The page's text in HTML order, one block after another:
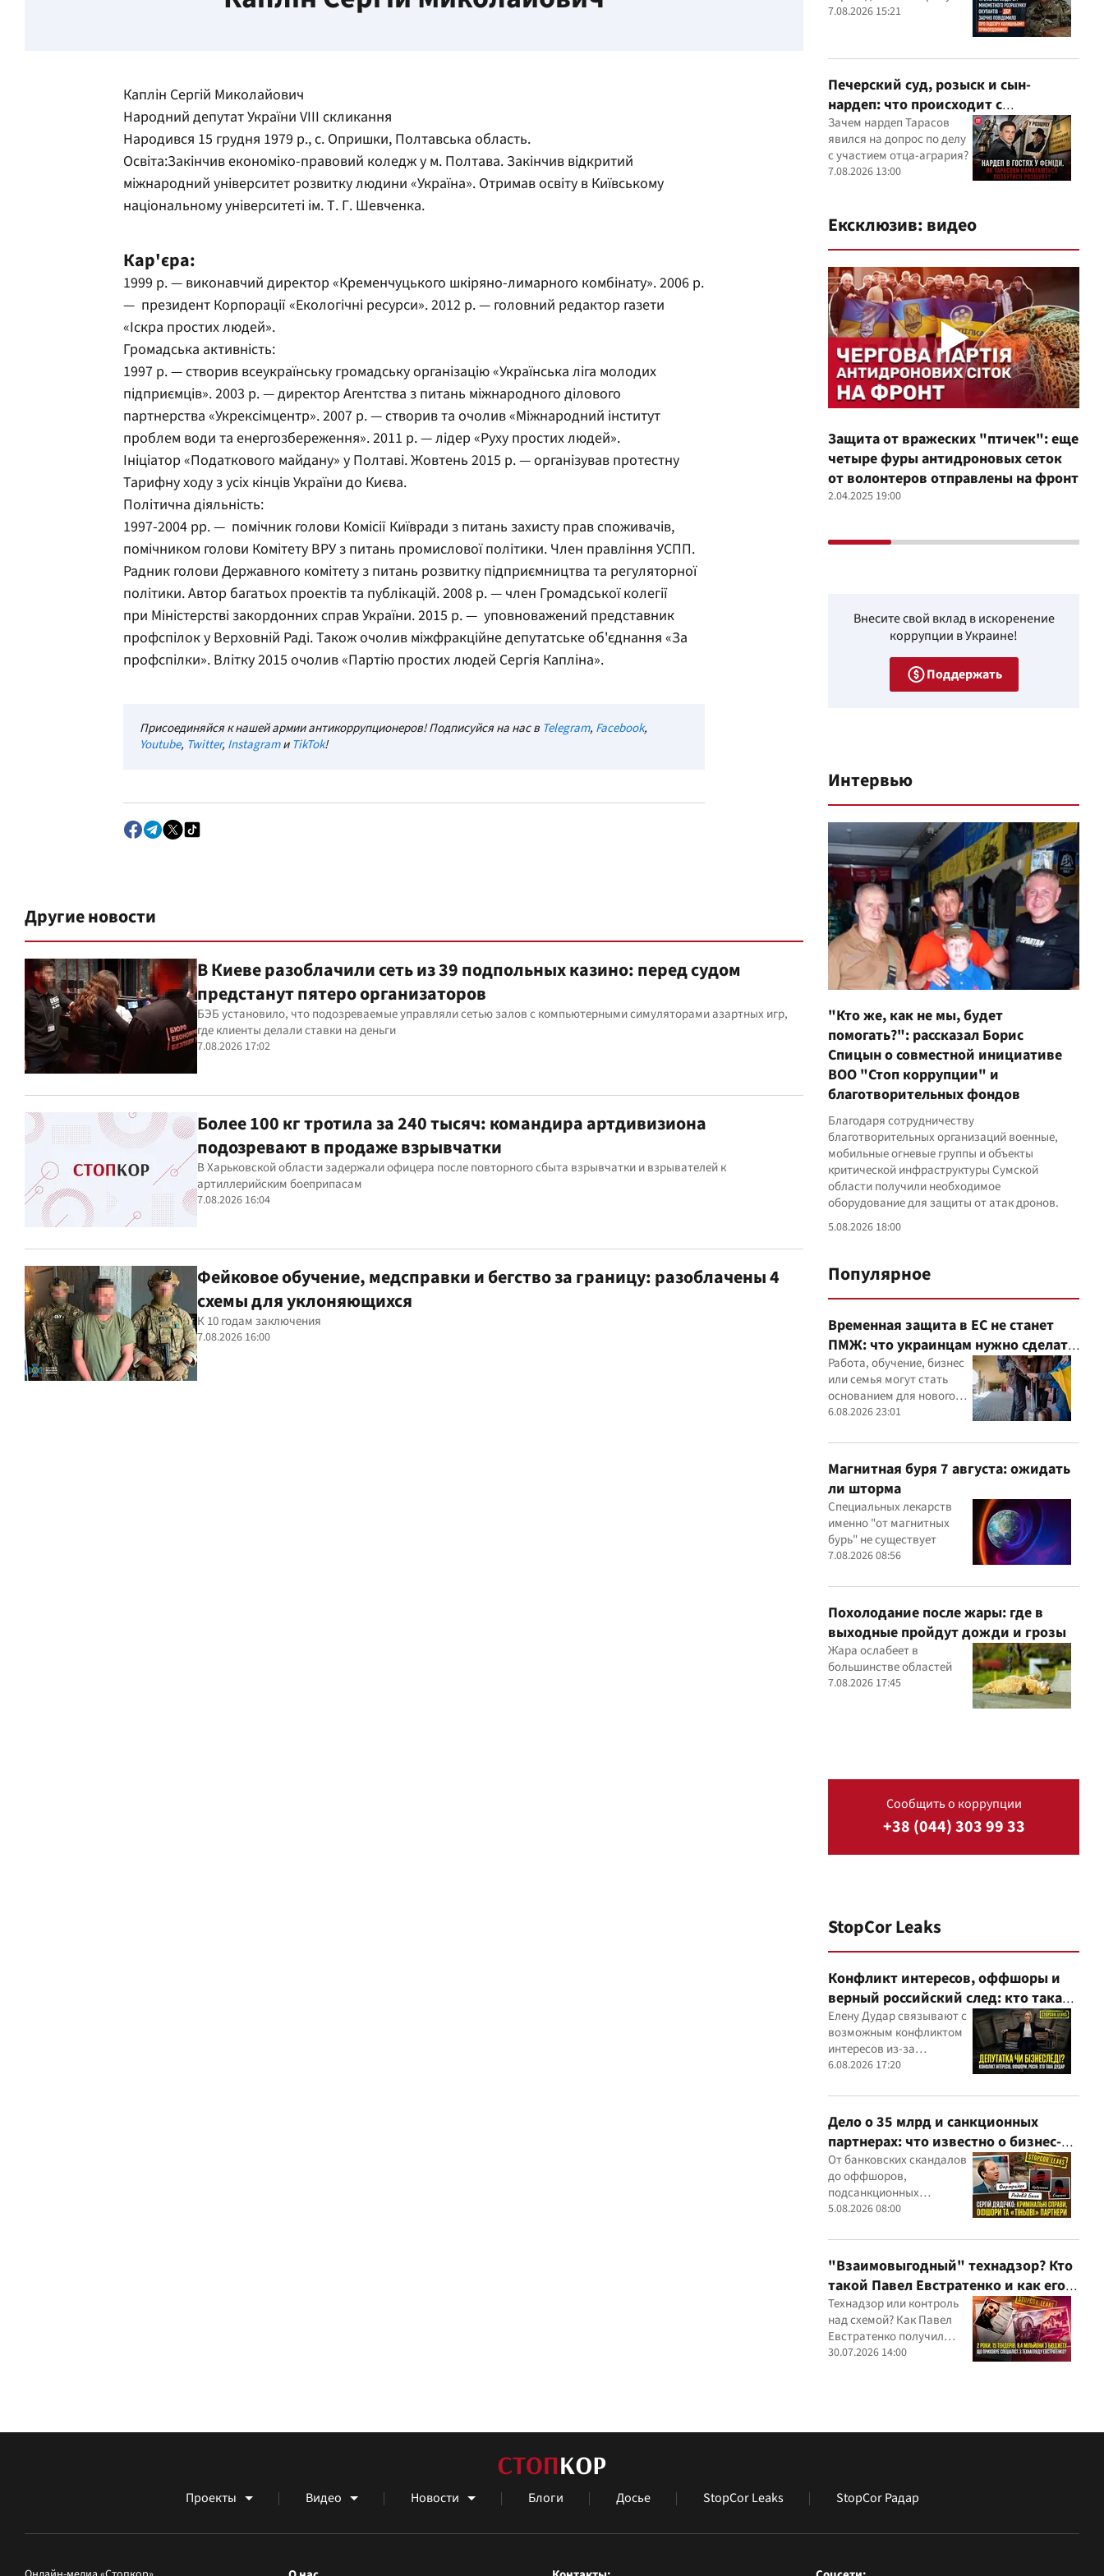
Каплін Сергій Миколайович
Народний депутат України VIII скликання
Народився 15 грудня 1979 р., с. Опришки, Полтавська область.
Освіта:Закінчив економіко-правовий коледж у м. Полтава. Закінчив відкритий
міжнародний університет розвитку людини «Україна». Отримав освіту в Київському
національному університеті ім. Т. Г. Шевченка.
Кар'єра:
1999 р. — виконавчий директор «Кременчуцького шкіряно-лимарного комбінату». 2006 р.
— президент Корпорації «Екологічні ресурси». 2012 р. — головний редактор газети
«Іскра простих людей».
Громадська активність:
1997 р. — створив всеукраїнську громадську організацію «Українська ліга молодих
підприємців». 2003 р. — директор Агентства з питань міжнародного ділового
партнерства «Укрексімцентр». 2007 р. — створив та очолив «Міжнародний інститут
проблем води та енергозбереження». 2011 р. — лідер «Руху простих людей».
Ініціатор «Податкового майдану» у Полтаві. Жовтень 2015 р. — організував протестну
Тарифну ходу з усіх кінців України до Києва.
Політична діяльність:
1997-2004 рр. — помічник голови Комісії Київради з питань захисту прав споживачів,
помічником голови Комітету ВРУ з питань промислової політики. Член правління УСПП.
Радник голови Державного комітету з питань розвитку підприємництва та регуляторної
політики. Автор багатьох проектів та публікацій. 2008 р. — член Громадської колегії
при Міністерстві закордонних справ України. 2015 р. — уповноважений представник
профспілок у Верховній Раді. Також очолив міжфракційне депутатське об'єднання «За
профспілки». Влітку 2015 очолив «Партію простих людей Сергія Капліна».
Присоединяйся к нашей армии антикоррупционеров! Подписуйся на нас в Telegram, Facebook,
Youtube, Twitter, InstagramиTikTok!
Другие новости
В Киеве разоблачили сеть из 39 подпольных казино: перед судом
предстанут пятеро организаторов
БЭБ установило, что подозреваемые управляли сетью залов с компьютерными симуляторами азартных игр,
где клиенты делали ставки на деньги
7.08.2026 17:02
Более 100 кг тротила за 240 тысяч: командира артдивизиона
подозревают в продаже взрывчатки
В Харьковской области задержали офицера после повторного сбыта взрывчатки и взрывателей к
артиллерийским боеприпасам
7.08.2026 16:04
Фейковое обучение, медсправки и бегство за границу: разоблачены 4
схемы для уклоняющихся
К 10 годам заключения
7.08.2026 16:00
7.08.2026 15:21
Печерский суд, розыск и сын-
нардеп: что происходит с
уголовными производствами с
участием агробарона Тарасова?
Зачем нардеп Тарасов
явился на допрос по делу
с участием отца-агрария?
7.08.2026 13:00
Ексклюзив: видео
Защита от вражеских "птичек": еще
четыре фуры антидроновых сеток
от волонтеров отправлены на фронт
2.04.2025 19:00
Внесите свой вклад в искоренение
коррупции в Украине!
Поддержать
Интервью
"Кто же, как не мы, будет
помогать?": рассказал Борис
Спицын о совместной инициативе
ВОО "Стоп коррупции" и
благотворительных фондов
Благодаря сотрудничеству
благотворительных организаций военные,
мобильные огневые группы и объекты
критической инфраструктуры Сумской
области получили необходимое
оборудование для защиты от атак дронов.
5.08.2026 18:00
Популярное
Временная защита в ЕС не станет
ПМЖ: что украинцам нужно сделать
до 2028 года
Работа, обучение, бизнес
или семья могут стать
основанием для нового
статуса в ЕС
6.08.2026 23:01
Магнитная буря 7 августа: ожидать
ли шторма
Специальных лекарств
именно "от магнитных
бурь" не существует
7.08.2026 08:56
Похолодание после жары: где в
выходные пройдут дожди и грозы
Жара ослабеет в
большинстве областей
7.08.2026 17:45
Сообщить о коррупции
+38 (044) 303 99 33
StopCor Leaks
Конфликт интересов, оффшоры и
верный российский след: кто такая
Елена Дударь
Елену Дудар связывают с
возможным конфликтом
интересов из-за
семейного строительного
скандалов, судебных дел
6.08.2026 17:20
Дело о 35 млрд и санкционных
партнерах: что известно о бизнес-
интересах Сергея Дядечко от
"Родовид Банка" до "ФАРМАСЕЛ"
От банковских скандалов
до оффшоров,
подсанкционных
партнеров и уголовных
связи Сергея Дядечко до
сих пор простираются
через Украину и несколько
иностранных юрисдикций
5.08.2026 08:00
"Взаимовыгодный" технадзор? Кто
такой Павел Евстратенко и как его
ФЛП получил доступ к бюджетным
миллионам?
Технадзор или контроль
над схемой? Как Павел
Евстратенко получил
миллионные подряды
30.07.2026 14:00
Проекты Видео Новости Блоги Досье StopCor Leaks StopCor Радар